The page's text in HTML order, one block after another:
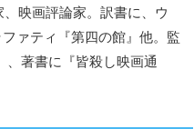
映画評論家。訳書に、ウ
ァティ『第四の館』他。監
、著書に『皆殺し映画通